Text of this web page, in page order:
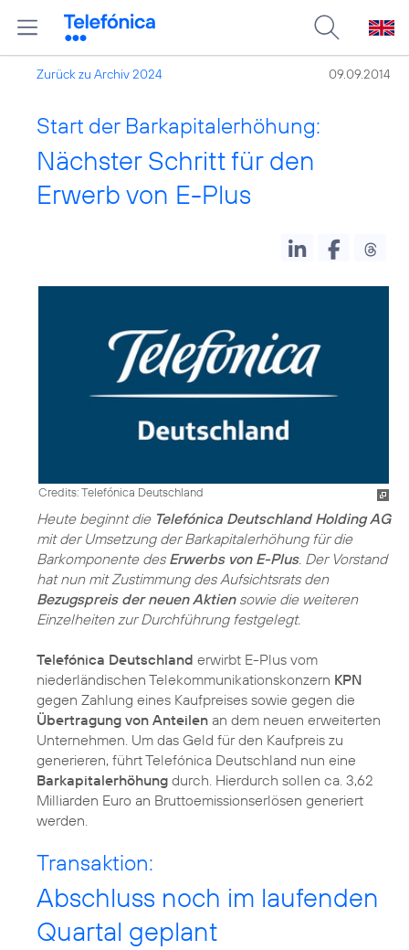
Zurück zu Archiv 2024 09.09.2014
Start der Barkapitalerhöhung:
Nächster Schritt für den
Erwerb von E-Plus
Credits: Telefónica Deutschland
Heute beginnt die Telefónica Deutschland Holding AG
mit der Umsetzung der Barkapitalerhöhung für die
Barkomponente des Erwerbs von E-Plus. Der Vorstand
hat nun mit Zustimmung des Aufsichtsrats den
Bezugspreis der neuen Aktiensowie die weiteren
Einzelheiten zur Durchführung festgelegt.
Telefónica Deutschland erwirbt E-Plus vom
niederländischen Telekommunikationskonzern KPN
gegen Zahlung eines Kaufpreises sowie gegen die
Übertragung von Anteilen an dem neuen erweiterten
Unternehmen. Um das Geld für den Kaufpreis zu
generieren, führt Telefónica Deutschland nun eine
Barkapitalerhöhung durch. Hierdurch sollen ca. 3,62
Milliarden Euro an Bruttoemissionserlösen generiert
werden.
Transaktion:
Abschluss noch im laufenden
Quartal geplant